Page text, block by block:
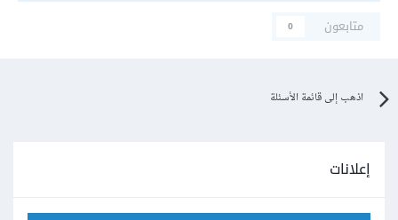
متابعون
0
اذهب إلى قائمة الأسئلة
إعلانات